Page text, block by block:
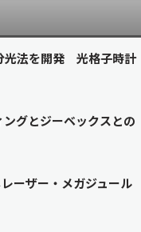
光法を開発 光格子時計
グとジーベックスとの
ーザー・メガジュール